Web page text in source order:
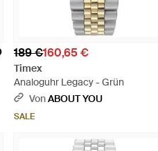
189 €160,65 €
Timex
Analoguhr Legacy - Grün
VonABOUT YOU
SALE